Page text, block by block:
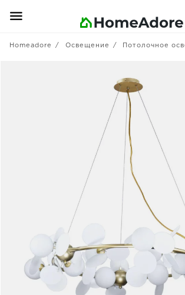
Homeadore Освещение Потолочное